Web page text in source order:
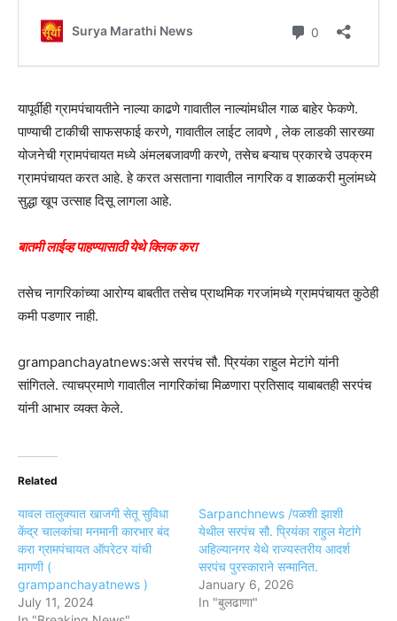
यापूर्वीही ग्रामपंचायतीने नाल्या काढणे गावातील नाल्यांमधील गाळ बाहेर फेकणे.
पाण्याची टाकीची साफसफाई करणे, गावातील लाईट लावणे , लेक लाडकी सारख्या
योजनेची ग्रामपंचायत मध्ये अंमलबजावणी करणे, तसेच बऱ्याच प्रकारचे उपक्रम
ग्रामपंचायत करत आहे. हे करत असताना गावातील नागरिक व शाळकरी मुलांमध्ये
सुद्धा खूप उत्साह दिसू लागला आहे.
बातमी लाईव्ह पाहण्यासाठी येथे क्लिक करा
तसेच नागरिकांच्या आरोग्य बाबतीत तसेच प्राथमिक गरजांमध्ये ग्रामपंचायत कुठेही
कमी पडणार नाही.
grampanchayatnews:असे सरपंच सौ. प्रियंका राहुल मेटांगे यांनी
सांगितले. त्याचप्रमाणे गावातील नागरिकांचा मिळणारा प्रतिसाद याबाबतही सरपंच
यांनी आभार व्यक्त केले.
Related
यावल तालुक्यात खाजगी सेतू सुविधा
केंद्र चालकांचा मनमानी कारभार बंद
करा ग्रामपंचायत ऑपरेटर यांची
मागणी (
grampanchayatnews )
July 11, 2024
Sarpanchnews /पळशी झाशी
येथील सरपंच सौ. प्रियंका राहुल मेटांगे
अहिल्यानगर येथे राज्यस्तरीय आदर्श
सरपंच पुरस्काराने सन्मानित.
January 6, 2026
In "बुलढाणा"